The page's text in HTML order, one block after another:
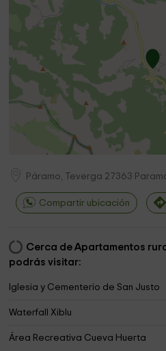
Páramo, Teverga 27363
Compartir ubicación
Cerca de Apartamentos
podrás visitar:
Iglesia y Cementerio de San Justo
Waterfall Xiblu
Área Recreativa Cueva Huerta